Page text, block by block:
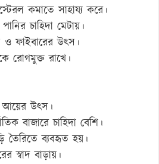
কমাতে সাহায্য করে।
চাহিদা মেটায়।
ও ফাইবারের উৎস।
রোগমুক্ত রাখে।
উৎস।
বাজারে চাহিদা বেশি।
তৈরিতে ব্যবহৃত হয়।
স্বাদ বাড়ায়।